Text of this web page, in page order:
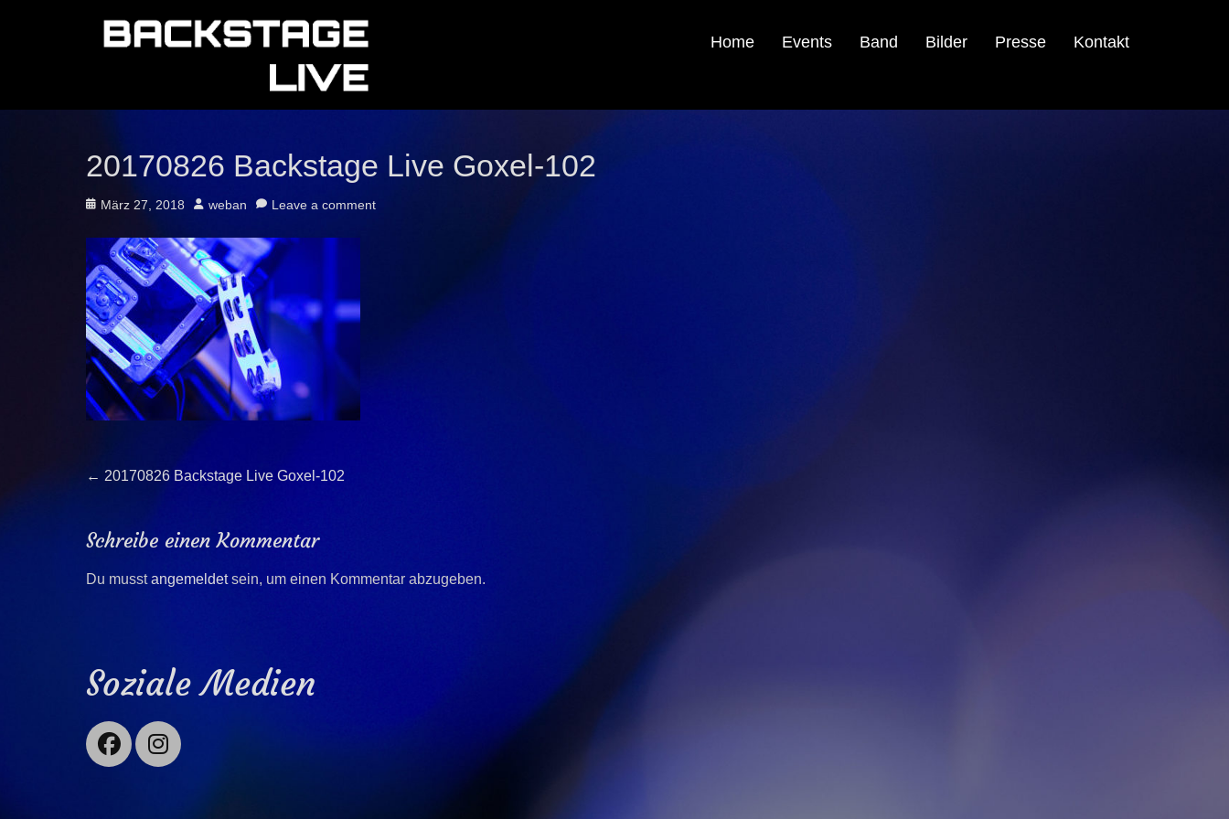
Home Events Band Bilder Presse Kontakt
20170826 Backstage Live Goxel-102
Posted
März 27, 2018 Author
weban Leave a comment
Beitragsnavigation
← Previous
20170826 Backstage Live Goxel-102
Schreibe einen Kommentar
Du musstangemeldetsein, um einen Kommentar abzugeben.
Soziale Medien
Facebook
Instagram